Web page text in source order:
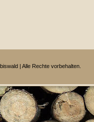
| Alle Rechte vorbehalten.